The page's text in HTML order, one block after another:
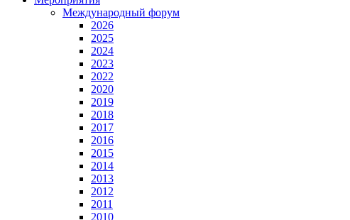
Международный форум
2026
2025
2024
2023
2022
2020
2019
2018
2017
2016
2015
2014
2013
2012
2011
2010